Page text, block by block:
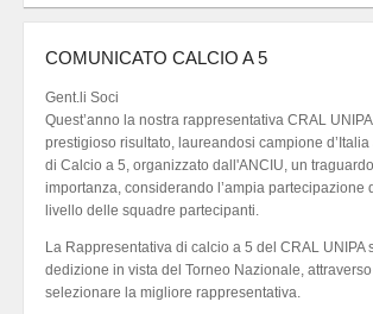
COMUNICATO CALCIO A 5
Gent.li Soci
Quest’anno la nostra rappresentativa CRAL
prestigioso risultato, laureandosi campione
di Calcio a 5, organizzato dall'ANCIU, un
importanza, considerando l’ampia partecipazione
livello delle squadre partecipanti.
La Rappresentativa di calcio a 5 del CRAL UNIPA
dedizione in vista del Torneo Nazionale,
selezionare la migliore rappresentativa.